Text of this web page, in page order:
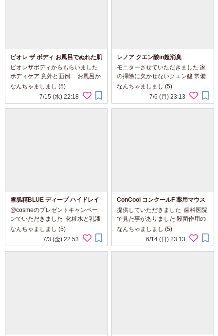
ビオレ ザ ボディ お風呂でぬれた肌
に使うボディ乳液（無香料）
⁡ビオレザボディからもらいました ⁡
ボディケア 意外と面倒… お風呂か
ら出て先ずは顔から ボディは後回
し その間にどんどん乾燥が始まっ
ています ⁡ このボディ乳液はお風呂
なんちゃましまし (5)
7/15 (水) 22:18
レノア クエン酸in超消臭
モニターさせていただきました 家
の掃除に欠かせないクエン酸 常備
しているお家もあるのではないで
しょうか？ ⁡ 柔軟剤の代わりに！ 古
くなったタオルやいつの間にか襟
なんちゃましまし (5)
7/6 (月) 23:13
雪肌精BLUE ディープ ハイドレイ
ティング エッセンス リキッドⅡ ⁡
@cosmeのプレゼントキャンペー
ンでいただきました ⁡ 化粧水と乳液
が2層タイプでさらってしているの
にしっとりとした付け心地です ⁡ 肌
本来の自然治癒力や自己美肌力を
なんちゃましまし (5)
7/3 (金) 22:53
ConCool コンクールF 薬用マウス
ウォッシュ
提供していただきました ⁡ 歯科医院
で見た事がありました 殺菌作用の
ある洗口液です 歯みがきをした後
に使うタイプで殺菌作用があるの
でむし歯の発生や進行の予防、歯
なんちゃましまし (5)
6/14 (日) 23:13